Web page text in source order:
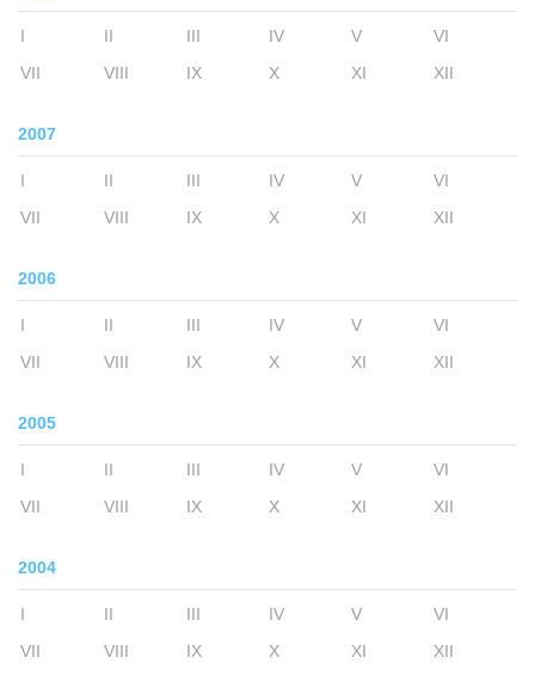
I II III IV V
VI
VII
VIII IX X XI XII
2007
I II III IV V
VI
VII
VIII IX X XI XII
2006
I II III IV V
VI
VII
VIII IX X XI XII
2005
I II III IV V
VI
VII
VIII IX X XI XII
2004
I II III IV V
VI
VII
VIII IX X XI XII